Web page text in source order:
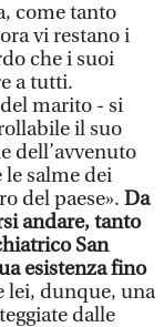
come tanto
vi restano i
che i suoi
a tutti.
marito - si
il suo
dell’avvenuto
le salme dei
del paese». Da
andare, tanto
San
esistenza fino
lei, dunque, una
dalle